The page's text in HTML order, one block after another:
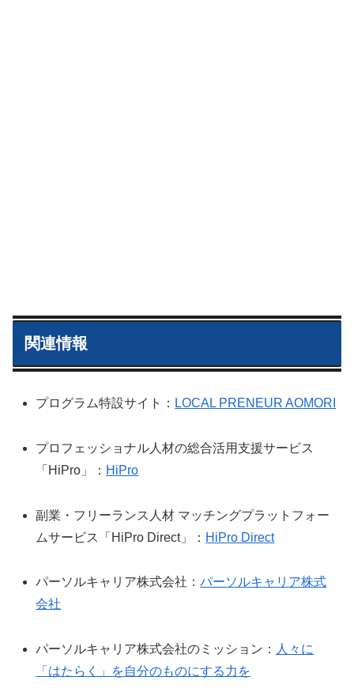
関連情報
プログラム特設サイト： LOCAL PRENEUR AOMORI
プロフェッショナル人材の総合活用支援サービス
「HiPro」： HiPro
副業・フリーランス人材 マッチングプラットフォー
ムサービス「HiPro Direct」： HiPro Direct
パーソルキャリア株式会社：パーソルキャリア株式
会社
パーソルキャリア株式会社のミッション： 人々に
「はたらく」を自分のものにする力を